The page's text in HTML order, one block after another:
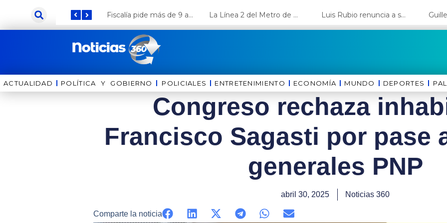
contenido
Fiscalía pide más de 9 años de cárcel para el diputado de oposición Harvey Colchado La Línea 2 del Metro de Lima y el Ramal 4 alcanzan un avance del 80% Luis Rubio renuncia a su candidatura a Lima y deja el camino libre a López Aliaga
ACTUALIDAD POLÍTICA Y GOBIERNO ⁠⁠POLICIALES ENTRETENIMIENTO ECONOMÍA MUNDO DEPORTES
Congreso rechaza
Francisco Sagasti por pase
generales PNP
abril 30, 2025 Noticias 360
Comparte la noticia